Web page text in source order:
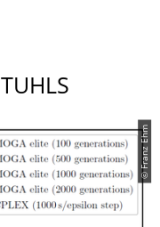
© Franz Ehm